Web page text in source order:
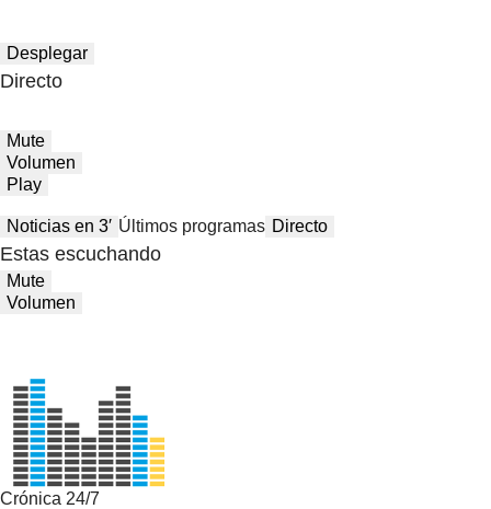
Desplegar
Directo
Mute
Volumen
Play
Noticias en 3′ Últimos programas Directo
Estas escuchando
Mute
Volumen
Crónica 24/7